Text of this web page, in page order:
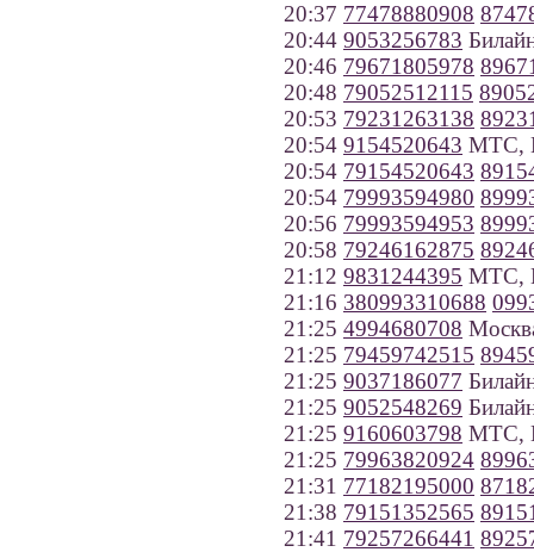
20:37 77478880908
20:44 9053256783
20:46 79671805978
20:48 79052512115
20:53 79231263138
20:54 9154520643 МТС,
20:54 79154520643
20:54 79993594980
20:56 79993594953
20:58 79246162875
21:12 9831244395 МТС,
21:16 380993310688
21:25 4994680708
21:25 79459742515
21:25 9037186077
21:25 9052548269
21:25 9160603798 МТС,
21:25 79963820924
21:31 77182195000
21:38 79151352565
21:41 79257266441